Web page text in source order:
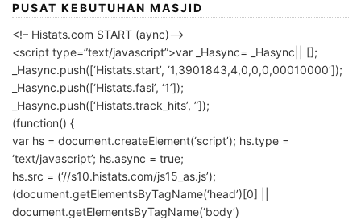
PUSAT KEBUTUHAN MASJID
<!– Histats.com START (aync)–>
<script type=”text/javascript”>var _Hasync= _Hasync|| [];
_Hasync.push([‘Histats.start’, ‘1,3901843,4,0,0,0,00010000’]);
_Hasync.push([‘Histats.fasi’, ‘1’]);
_Hasync.push([‘Histats.track_hits’, ”]);
(function() {
var hs = document.createElement(‘script’); hs.type =
‘text/javascript’; hs.async = true;
hs.src = (‘//s10.histats.com/js15_as.js’);
(document.getElementsByTagName(‘head’)[0] ||
document.getElementsByTagName(‘body’)